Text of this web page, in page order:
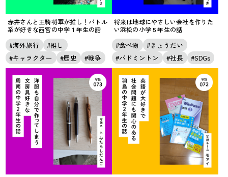
赤井さんと王騎将軍が推し！バトル
系が好きな西宮の中学１年生の話
海外旅行
推し
キャラクター
歴史 戦争
将来は地球にやさしい会社を作りた
い浜松の小学５年生の話
食べ物
きょうだい
バドミントン
社長 SDGs